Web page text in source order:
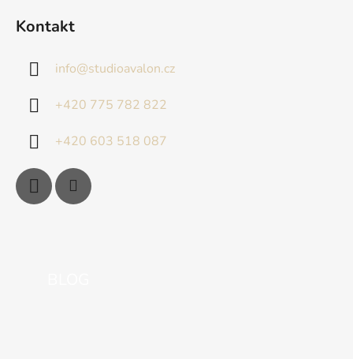
Kontakt
info@studioavalon.cz
+420 775 782 822
+420 603 518 087